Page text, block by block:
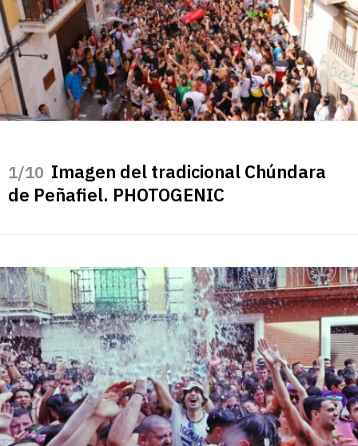
/10 Imagen del tradicional Chúndara
de Peñafiel. PHOTOGENIC